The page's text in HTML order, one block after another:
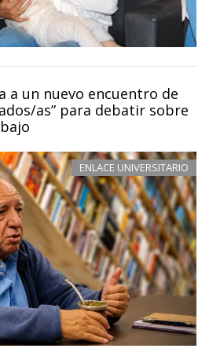
a un nuevo encuentro de
as” para debatir sobre
ENLACE UNIVERSITARIO